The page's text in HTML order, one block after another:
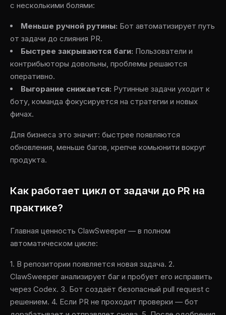
с несколькими болями:
Меньше ручной рутины: Бот автоматизирует путь
от задачи до слияния PR.
Быстрее закрываются баги: Пользователи и
контрибьюторы довольны, проблемы решаются
оперативно.
Выгорание снижается: Рутинные задачи уходит к
боту, команда фокусируется на стратегии и новых
фичах.
Для бизнеса это значит: быстрее появляются
обновления, меньше багов, крепче комьюнити вокруг
продукта.
Как работает цикл от задачи до PR на
практике?
Главная ценность ClawSweeper — в полном
автоматическом цикле:
1. В репозитории появляется новая задача. 2.
ClawSweeper анализирует баг и пробует его исправить
через Codex. 3. Бот создаёт безопасный pull request с
решением. 4. Если PR не проходит проверки — бот